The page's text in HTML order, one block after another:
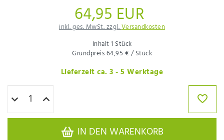
64,95 EUR
inkl. ges. MwSt. zzgl.Versandkosten
Inhalt1 Stück
Grundpreis64,95 € / Stück
Lieferzeit ca. 3 - 5 Werktage
IN DEN WARENKORB